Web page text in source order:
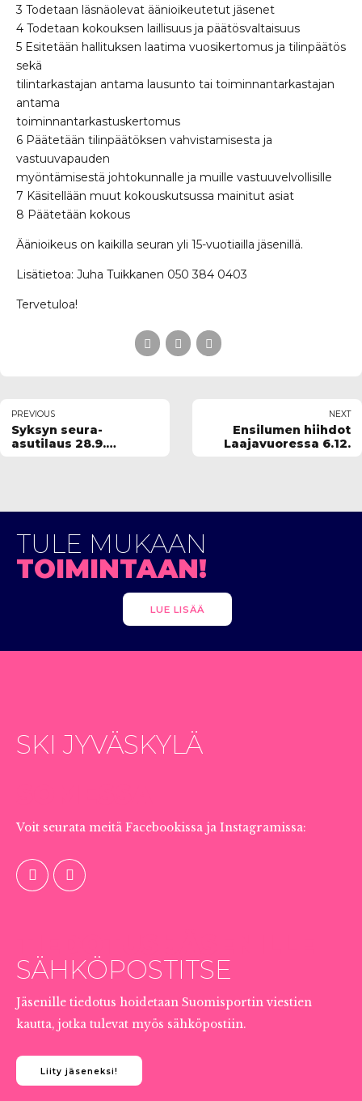
3 Todetaan läsnäolevat äänioikeutetut jäsenet
4 Todetaan kokouksen laillisuus ja päätösvaltaisuus
5 Esitetään hallituksen laatima vuosikertomus ja tilinpäätös
sekä
tilintarkastajan antama lausunto tai toiminnantarkastajan
antama
toiminnantarkastuskertomus
6 Päätetään tilinpäätöksen vahvistamisesta ja
vastuuvapauden
myöntämisestä johtokunnalle ja muille vastuuvelvollisille
7 Käsitellään muut kokouskutsussa mainitut asiat
8 Päätetään kokous
Äänioikeus on kaikilla seuran yli 15-vuotiailla jäsenillä.
Lisätietoa: Juha Tuikkanen 050 384 0403
Tervetuloa!
PREVIOUS
Syksyn seura-
asutilaus 28.9.
NEXT
Ensilumen hiihdot
Laajavuoressa 6.12.
TULE MUKAAN
TOIMINTAAN!
LUE LISÄÄ
SKI JYVÄSKYLÄ
Voit seurata meitä Facebookissa ja Instagramissa:
SÄHKÖPOSTITSE
Jäsenille tiedotus hoidetaan Suomisportin viestien
kautta, jotka tulevat myös sähköpostiin.
Liity jäseneksi!